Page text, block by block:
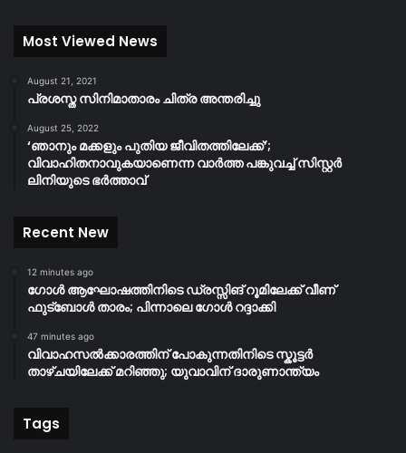
Most Viewed News
August 21, 2021
പ്രശസ്ത സിനിമാതാരം ചിത്ര അന്തരിച്ചു
August 25, 2022
‘ഞാനും മക്കളും പുതിയ ജീവിതത്തിലേക്ക്’;
വിവാഹിതനാവുകയാണെന്ന വാർത്ത പങ്കുവച്ച് സിസ്റ്റർ
ലിനിയുടെ ഭർത്താവ്
Recent New
12 minutes ago
ഗോൾ ആഘോഷത്തിനിടെ ഡ്രസ്സിങ് റൂമിലേക്ക് വീണ്
ഫുട്ബോൾ താരം; പിന്നാലെ ഗോൾ റദ്ദാക്കി
47 minutes ago
വിവാഹസൽക്കാരത്തിന് പോകുന്നതിനിടെ സ്കൂട്ടർ
താഴ്ചയിലേക്ക് മറിഞ്ഞു; യുവാവിന് ദാരുണാന്ത്യം
Tags